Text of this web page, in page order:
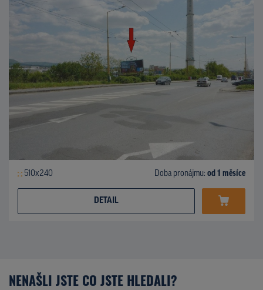
510x240 Doba pronájmu: od 1 měsíce
DETAIL
NENAŠLI JSTE CO JSTE HLEDALI?